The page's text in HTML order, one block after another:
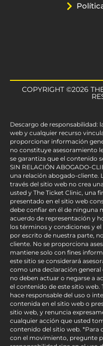
COPYRIGHT ©2026
Descargo de responsabilidad:
web y cualquier recurso
proporcionar información
no constituye asesoramiento
se garantiza que el contenido
SIN RELACIÓN ABOGADO-
una relación abogado-cliente.
través del sitio web no crea
usted y The Ticket Clinic, una
presentado en el sitio web
debe confiar en él de ninguna
acuerdo de representación y
los términos y condiciones y
por escrito de nuestra parte,
cliente. No se proporciona
mantiene solo con fines
este sitio se considerará
como una declaración general
no deben actuar o negarse a
el contenido de este sitio web.
hace responsable del uso o
contenida en el sitio web o
sitio web, y renuncia
cualquier acción que usted
contenido del sitio web. *Para
con el movimiento, pregunte